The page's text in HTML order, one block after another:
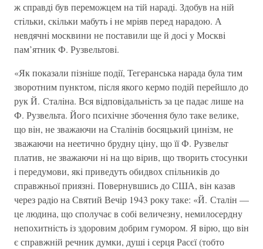
ж справдi був переможцем на тiй нарадi. Здобув на нiй
стiльки, скiльки мабуть i не мрiяв перед нарадою. А
невдячнi москвини не поставили ще й досi у Москвi
пам’ятник Ф. Рузвельтовi.
«Як показали пiзнiше подiї, Тегеранська нарада була тим
зворотним пунктом, пiсля якого кермо подiй перейшло до
рук Й. Сталiна. Вся вiдповiдальнiсть за це падає лише на
Ф. Рузвельта. Його психiчне збочення було таке велике,
що вiн, не зважаючи на Сталiнiв босяцький цинiзм, не
зважаючи на неетично брудну цiну, що її Ф. Рузвельт
платив, не зважаючи нi на що вiрив, що творить стосунки
i передумови, якi приведуть обидвох спiльникiв до
справжньої приязнi. Повернувшись до США, вiн казав
через радiо на Святий Вечiр 1943 року таке: «Й. Сталiн —
це людина, що сполучає в собi величезну, немилосердну
непохитнiсть iз здоровим добрим гумором. Я вiрю, що вiн
є справжнiй речник думки, душi i серця Расєї (тобто